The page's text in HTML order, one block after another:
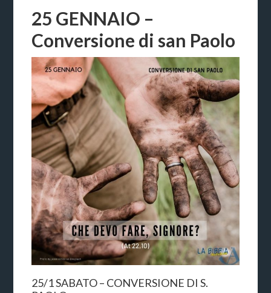
25 GENNAIO –
Conversione di san Paolo
25/1 SABATO – CONVERSIONE DI S.